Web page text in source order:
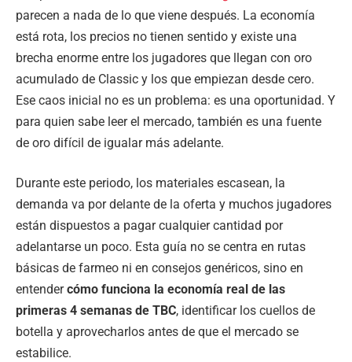
parecen a nada de lo que viene después. La economía
está rota, los precios no tienen sentido y existe una
brecha enorme entre los jugadores que llegan con oro
acumulado de Classic y los que empiezan desde cero.
Ese caos inicial no es un problema: es una oportunidad. Y
para quien sabe leer el mercado, también es una fuente
de oro difícil de igualar más adelante.
Durante este periodo, los materiales escasean, la
demanda va por delante de la oferta y muchos jugadores
están dispuestos a pagar cualquier cantidad por
adelantarse un poco. Esta guía no se centra en rutas
básicas de farmeo ni en consejos genéricos, sino en
entendercómo funciona la economía real de las
primeras 4 semanas de TBC, identificar los cuellos de
botella y aprovecharlos antes de que el mercado se
estabilice.